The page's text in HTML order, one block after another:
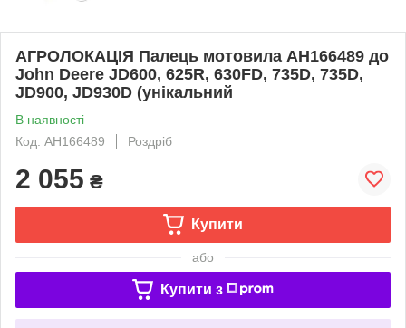
АГРОЛОКАЦІЯ Палець мотовила AH166489 до
John Deere JD600, 625R, 630FD, 735D, 735D,
JD900, JD930D (унікальний
В наявності
Код: AH166489
Роздріб
2 055 ₴
Купити
або
Купити з